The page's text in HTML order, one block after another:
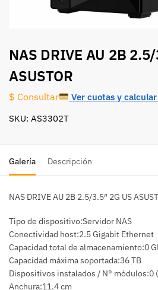
NAS DRIVE AU 2B
ASUSTOR
$ Consultar Ver cuotas y
SKU: AS3302T
Galería Descripción
NAS DRIVE AU 2B 2.5/3.5″ 2G US
Tipo de dispositivo:Servidor NAS
Conectividad host:2.5 Gigabit Ethernet
Capacidad total de almacenamiento:0
Capacidad máxima soportada:36 TB
Dispositivos instalados / N° módulos:0
Anchura:11.4 cm